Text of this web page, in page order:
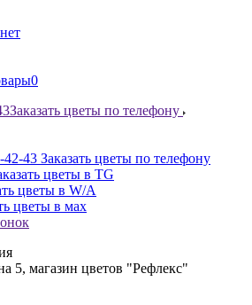
0
Заказать цветы по телефону
42-43 Заказать цветы по телефону
цветы в TG
цветы в W/A
цветы в мах
5, магазин цветов "Рефлекс"